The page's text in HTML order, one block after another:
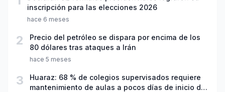
inscripción para las elecciones 2026
hace 6 meses
2
Precio del petróleo se dispara por encima de los
80 dólares tras ataques a Irán
hace 5 meses
3
Huaraz: 68 % de colegios supervisados requiere
mantenimiento de aulas a pocos días de inicio del